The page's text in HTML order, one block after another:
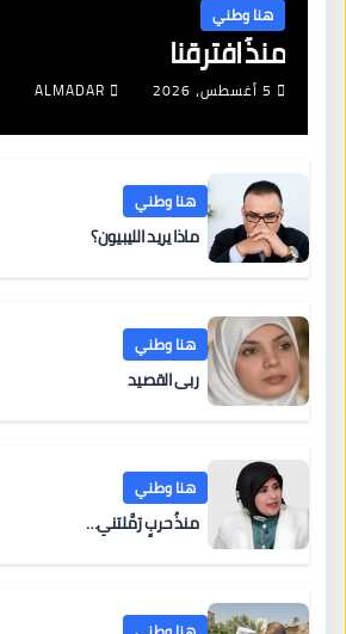
هنا وطني
منذُ افترقنا
5 أغسطس، 2026 ALMADAR
هنا وطني
ماذا يريد الليبيون؟
هنا وطني
ربى القصيد
هنا وطني
منذُ حربٍ رَمَّلتني…